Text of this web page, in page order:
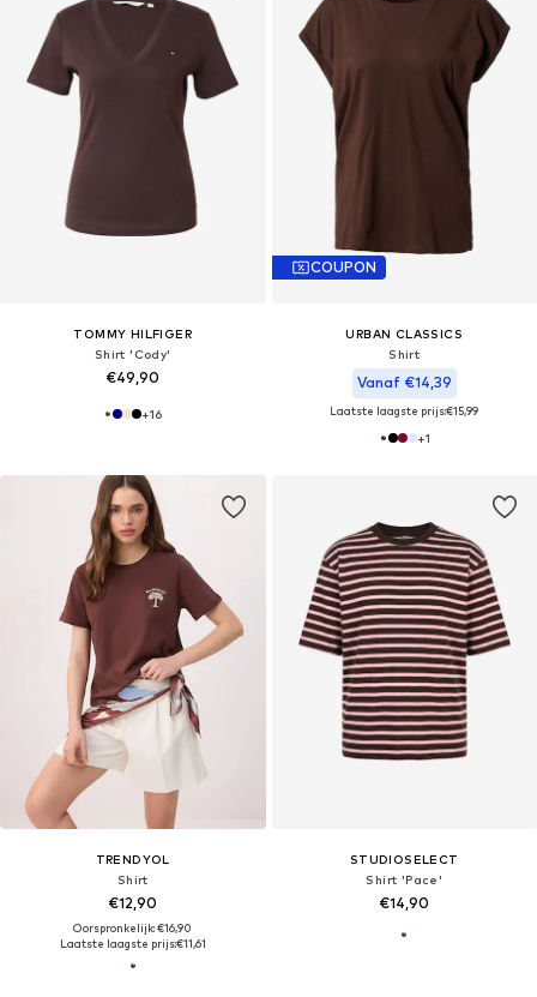
TOMMY HILFIGER
Shirt 'Cody'
€49,90
+16
COUPON
URBAN CLASSICS
Shirt
Vanaf €14,39
Laatste laagste prijs:€15,99
+1
TRENDYOL
Shirt
€12,90
Oorspronkelijk: €16,90
Laatste laagste prijs:€11,61
STUDIOSELECT
Shirt 'Pace'
€14,90